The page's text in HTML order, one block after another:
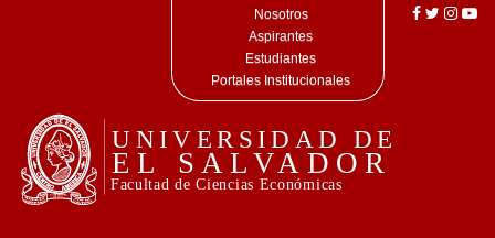
Nosotros
Aspirantes
Estudiantes
Portales Institucionales